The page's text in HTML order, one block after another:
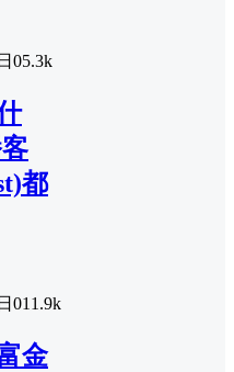
05.3k
都
011.9k
金